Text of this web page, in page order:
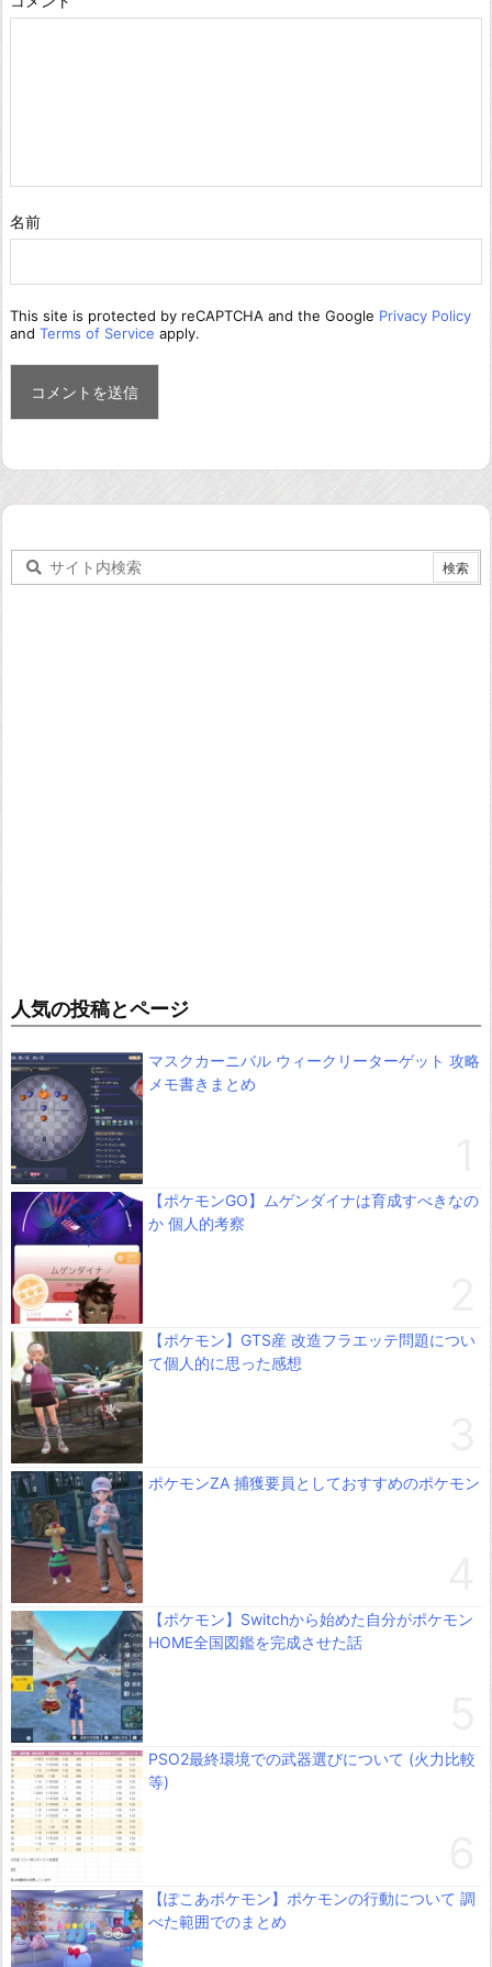
名前
This site is protected by reCAPTCHA and the Google Privacy Policy
and Terms of Service apply.
人気の投稿とページ
マスクカーニバル ウィークリーターゲット 攻略
メモ書きまとめ
【ポケモンGO】ムゲンダイナは育成すべきなの
か 個人的考察
【ポケモン】GTS産 改造フラエッテ問題につい
て個人的に思った感想
ポケモンZA 捕獲要員としておすすめのポケモン
【ポケモン】Switchから始めた自分がポケモン
HOME全国図鑑を完成させた話
PSO2最終環境での武器選びについて (火力比較
等)
【ぽこあポケモン】ポケモンの行動について 調
べた範囲でのまとめ